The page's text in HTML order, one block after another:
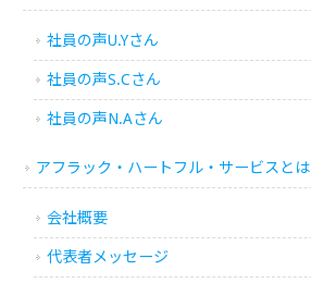
社員の声U.Yさん
社員の声S.Cさん
社員の声N.Aさん
アフラック・ハートフル・サービスとは
会社概要
代表者メッセージ